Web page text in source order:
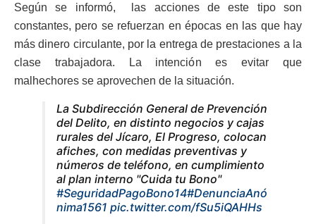
Según se informó, las acciones de este tipo son
constantes, pero se refuerzan en épocas en las que hay
más dinero circulante, por la entrega de prestaciones a la
clase trabajadora. La intención es evitar que
malhechores se aprovechen de la situación.
La Subdirección General de Prevención
del Delito, en distinto negocios y cajas
rurales del Jícaro, El Progreso, colocan
afiches, con medidas preventivas y
números de teléfono, en cumplimiento
al plan interno "Cuida tu Bono"
#SeguridadPagoBono14#DenunciaAnó
nima1561 pic.twitter.com/fSu5iQAHHs